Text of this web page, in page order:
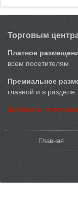
Торговым
Платное
всем посетителям
Премиальное
главной и в разделе
Добавить
Главная